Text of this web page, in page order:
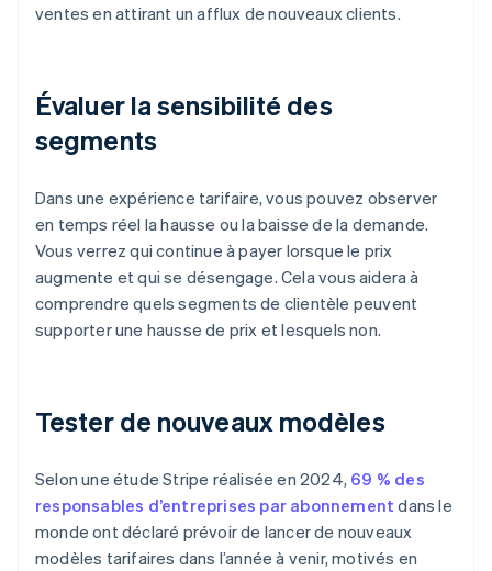
ventes en attirant un afflux de nouveaux clients.
Évaluer la sensibilité des
segments
Dans une expérience tarifaire, vous pouvez observer
en temps réel la hausse ou la baisse de la demande.
Vous verrez qui continue à payer lorsque le prix
augmente et qui se désengage. Cela vous aidera à
comprendre quels segments de clientèle peuvent
supporter une hausse de prix et lesquels non.
Tester de nouveaux modèles
Selon une étude Stripe réalisée en 2024, 69 % des
responsables d’entreprises par abonnement dans le
monde ont déclaré prévoir de lancer de nouveaux
modèles tarifaires dans l’année à venir, motivés en